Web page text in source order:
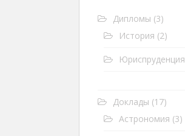
Дипломы (3)
История (2)
Юриспруденция
Доклады (17)
Астрономия (3)